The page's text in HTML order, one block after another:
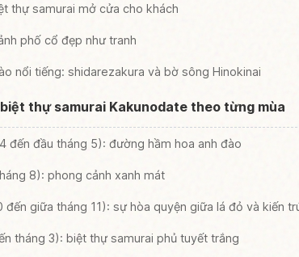
thự samurai mở cửa cho khách
phố cổ đẹp như tranh
nổi tiếng: shidarezakura và bờ sông Hinokinai
thự samurai Kakunodate theo từng mùa
đến đầu tháng 5): đường hầm hoa anh đào
8): phong cảnh xanh mát
đến giữa tháng 11): sự hòa quyện giữa lá đỏ và kiến
tháng 3): biệt thự samurai phủ tuyết trắng